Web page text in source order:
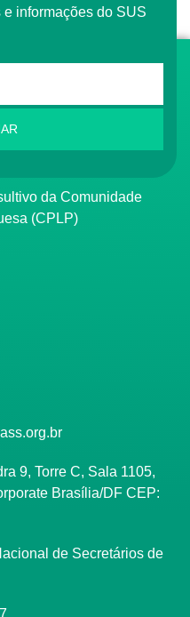
informações do SUS
(CPLP)
9, Torre C, Sala 1105,
Brasília/DF CEP:
de Secretários de